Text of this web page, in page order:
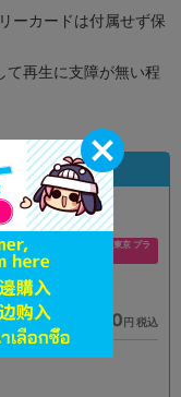
ーカードは付属せず保
て再生に支障が無い程
状態 :A
ダイバーシティ東京 プラ
在庫あり 4,490円 税込